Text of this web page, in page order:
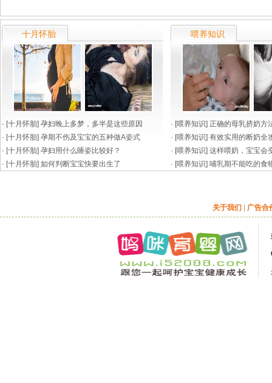
十月怀胎
· [十月怀胎] 孕妇晚上多梦，多半是这些原因
· [十月怀胎] 孕期不伤及宝宝的五种做A姿式
· [十月怀胎] 孕妇用什么睡姿比较好？
· [十月怀胎] 如何判断宝宝快要出生了
喂养知识
· [喂养知识] 正确的母乳挤奶方
· [喂养知识] 有效实用的断奶全
效
· [喂养知识] 这样喂奶，宝宝会
· [喂养知识] 哺乳期不能吃的食
关于我们 广告合